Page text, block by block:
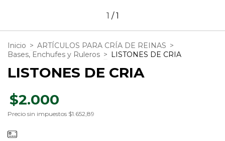
1 /1
Inicio > ARTÍCULOS PARA CRÍA DE REINAS >
Bases, Enchufes y Ruleros > LISTONES DE CRIA
LISTONES DE CRIA
$2.000
Precio sin impuestos $1.652,89